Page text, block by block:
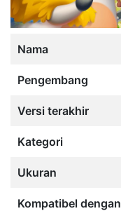
Nama
Pengembang
Versi terakhir
Kategori
Ukuran
Kompatibel dengan